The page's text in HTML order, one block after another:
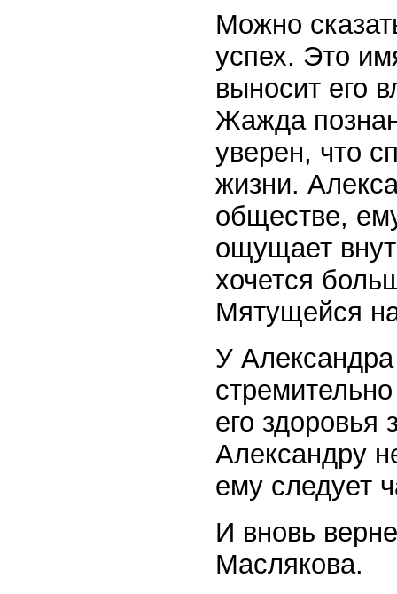
Можно
успех. Это
выносит его
Жажда
уверен, что
жизни.
обществе,
ощущает
хочется
Мятущейся
У
его здоровья
Александру
ему следует
И вновь
Маслякова.